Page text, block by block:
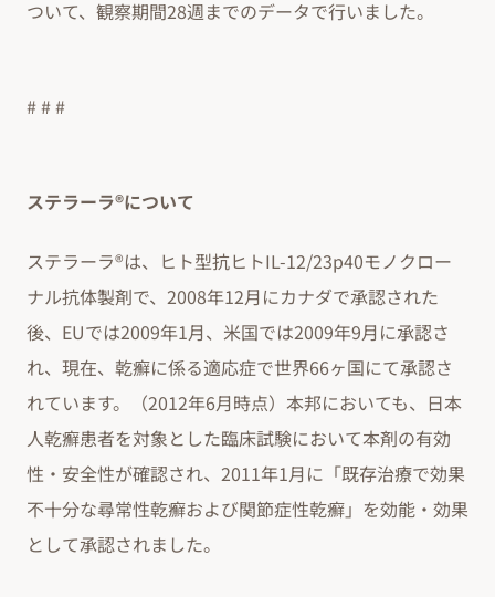
ついて、観察期間28週までのデータで行いました。
# # #
ステラーラ®について
ステラーラ®は、ヒト型抗ヒトIL-12/23p40モノクロー
ナル抗体製剤で、2008年12月にカナダで承認された
後、EUでは2009年1月、米国では2009年9月に承認さ
れ、現在、乾癬に係る適応症で世界66ヶ国にて承認さ
れています。（2012年6月時点）本邦においても、日本
人乾癬患者を対象とした臨床試験において本剤の有効
性・安全性が確認され、2011年1月に「既存治療で効果
不十分な尋常性乾癬および関節症性乾癬」を効能・効果
として承認されました。